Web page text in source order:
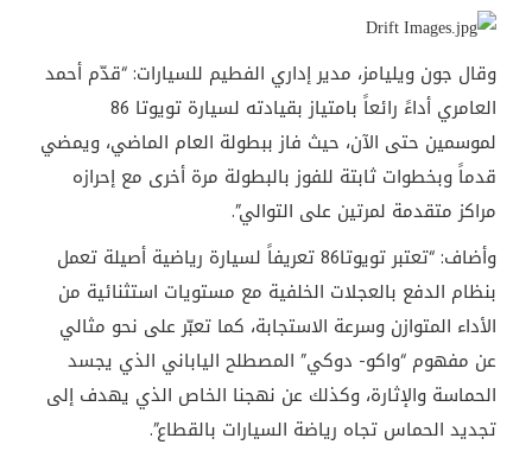
وقال جون ويليامز، مدير إداري الفطيم للسيارات: “قدّم أحمد
العامري أداءً رائعاً بامتياز بقيادته لسيارة تويوتا 86
لموسمين حتى الآن، حيث فاز ببطولة العام الماضي، ويمضي
قدماً وبخطوات ثابتة للفوز بالبطولة مرة أخرى مع إحرازه
مراكز متقدمة لمرتين على التوالي”.
وأضاف: “تعتبر تويوتا86 تعريفاً لسيارة رياضية أصيلة تعمل
بنظام الدفع بالعجلات الخلفية مع مستويات استثنائية من
الأداء المتوازن وسرعة الاستجابة، كما تعبّر على نحو مثالي
عن مفهوم “واكو- دوكي” المصطلح الياباني الذي يجسد
الحماسة والإثارة، وكذلك عن نهجنا الخاص الذي يهدف إلى
تجديد الحماس تجاه رياضة السيارات بالقطاع”.